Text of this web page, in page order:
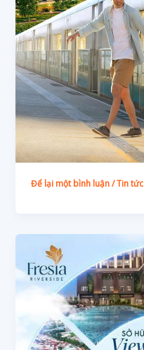
Để lại một bình luận /Tin tức